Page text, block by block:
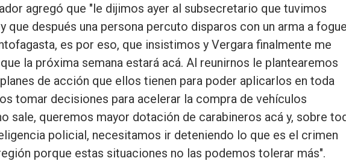
agregó que "le dijimos ayer al subsecretario que tuvimos
que después una persona percuto disparos con un arma a
es por eso, que insistimos y Vergara finalmente me
la próxima semana estará acá. Al reunirnos le plantearemos
de acción que ellos tienen para poder aplicarlos en toda
tomar decisiones para acelerar la compra de vehículos
sale, queremos mayor dotación de carabineros acá y, sobre
policial, necesitamos ir deteniendo lo que es el crimen
porque estas situaciones no las podemos tolerar más".